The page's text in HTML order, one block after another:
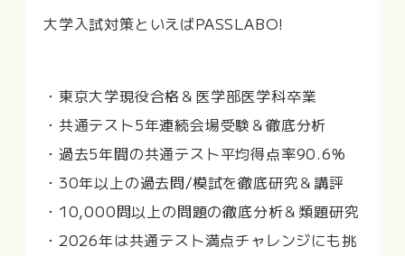
大学入試対策といえばPASSLABO!
・東京大学現役合格＆医学部医学科卒業
・共通テスト5年連続会場受験＆徹底分析
・過去5年間の共通テスト平均得点率90.6%
・30年以上の過去問/模試を徹底研究＆講評
・10,000問以上の問題の徹底分析＆類題研究
・2026年は共通テスト満点チャレンジにも挑